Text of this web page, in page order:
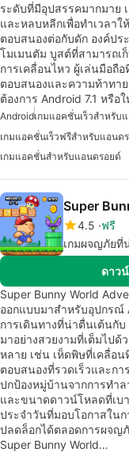
ระดับที่มีอุปสรรคมากมาย
และหลบหลีกเพื่อทำเวลา
ตอบสนองต่อกับดัก องค์ปร
โมเมนตัม บูสต์ที่สามารถเ
การเคลื่อนไหว ผู้เล่นมือถื
ตอบสนองและความท้าทา
ต้องการ Android 7.1 หรือ
Androidเกมแอคชั่นเร็วสำหรับ
เกมแอคชั่นเร็วฟรีสำหรับแอนด
เกมแอคชั่นสำหรับแอนดรอยด์
Super
4.5 ฟรี
เกมผจญภัยที่
ดาว
Super Bunny World
ออกแบบมาสำหรับอุปกรณ์
การเดินทางที่น่าตื่นเต้นกั
มาอย่างสวยงามที่เต็มไป
หลาย เช่น เห็ดพิษที่เคลื่อน
ตอบสนองที่รวดเร็วและก
ปกป้องหมู่บ้านจากการทำ
และขนาดดาวน์โหลดที่เบ
ประจำวันที่มอบโอกาสใน
ปลดล็อกได้ตลอดการผจญ
Super Bunny World…